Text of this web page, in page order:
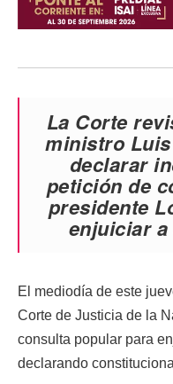
La Corte
ministro
declarar
petición de
presidente
enjuiciar a
El mediodía de este
Corte de Justicia de la
consulta popular para
declarando